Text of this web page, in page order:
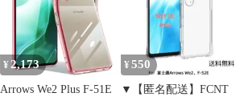
耐水 レザー 高品質
FCNT 楽天モバイル ソ
フトバンク docomo au
F-52E FCG02 A402FC
¥ 2,173
Arrows We2 Plus F-51E
¥ 550
▼【匿名配送】FCNT